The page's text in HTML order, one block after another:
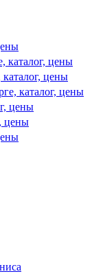
каталог, цены
цены
каталог, цены
цены
цены